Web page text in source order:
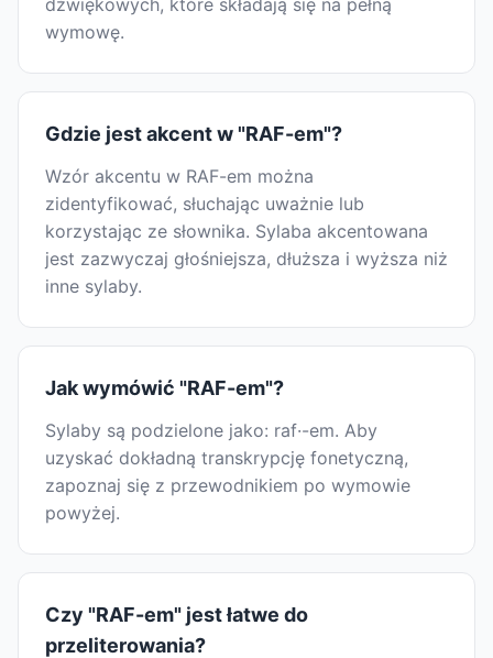
wymowę.
Gdzie jest akcent w "RAF-em"?
Wzór akcentu w RAF-em można
zidentyfikować, słuchając uważnie lub
korzystając ze słownika. Sylaba akcentowana
jest zazwyczaj głośniejsza, dłuższa i wyższa niż
inne sylaby.
Jak wymówić "RAF-em"?
Sylaby są podzielone jako: raf·-em. Aby
uzyskać dokładną transkrypcję fonetyczną,
zapoznaj się z przewodnikiem po wymowie
powyżej.
Czy "RAF-em" jest łatwe do
przeliterowania?